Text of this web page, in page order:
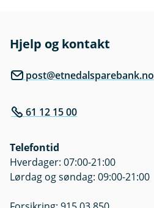
Hjelp og kontakt
post@etnedalsparebank.no
61 12 15 00
Telefontid
Hverdager: 07:00-21:00
Lørdag og søndag: 09:00-21:00